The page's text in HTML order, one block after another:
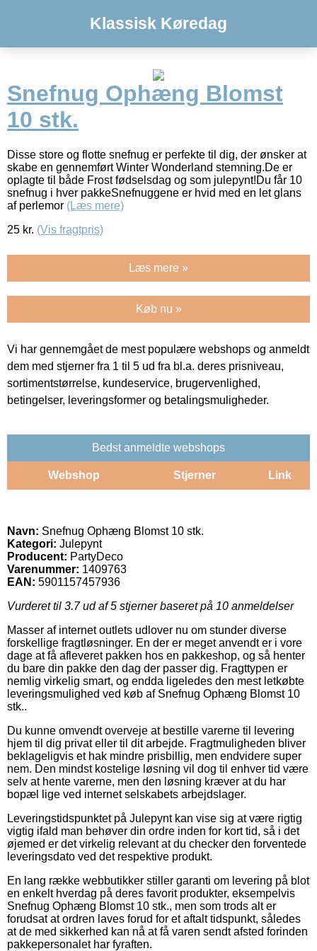
Klassisk Køredag
Snefnug Ophæng Blomst
10 stk.
Disse store og flotte snefnug er perfekte til dig, der ønsker at
skabe en gennemført Winter Wonderland stemning.De er
oplagte til både Frost fødselsdag og som julepynt!Du får 10
snefnug i hver pakkeSnefnuggene er hvid med en let glans
af perlemor (Læs mere)
25 kr. (Vis fragtpris)
Læs mere »
Køb nu »
Vi har gennemgået de mest populære webshops og anmeldt
dem med stjerner fra 1 til 5 ud fra bl.a. deres prisniveau,
sortimentstørrelse, kundeservice, brugervenlighed,
betingelser, leveringsformer og betalingsmuligheder.
Bedst anmeldte webshops
Webshop Stjerner Link
Navn: Snefnug Ophæng Blomst 10 stk.
Kategori: Julepynt
Producent: PartyDeco
Varenummer: 1409763
EAN: 5901157457936
Vurderet til 3.7ud af 5 stjerner baseret på 10 anmeldelser
Masser af internet outlets udlover nu om stunder diverse
forskellige fragtløsninger. En der er meget anvendt er i vore
dage at få afleveret pakken hos en pakkeshop, og så henter
du bare din pakke den dag der passer dig. Fragttypen er
nemlig virkelig smart, og endda ligeledes den mest letkøbte
leveringsmulighed ved køb af Snefnug Ophæng Blomst 10
stk..
Du kunne omvendt overveje at bestille varerne til levering
hjem til dig privat eller til dit arbejde. Fragtmuligheden bliver
beklageligvis et hak mindre prisbillig, men endvidere super
nem. Den mindst kostelige løsning vil dog til enhver tid være
selv at hente varerne, men den løsning kræver at du har
bopæl lige ved internet selskabets arbejdslager.
Leveringstidspunktet på Julepynt kan vise sig at være rigtig
vigtig ifald man behøver din ordre inden for kort tid, så i det
øjemed er det virkelig relevant at du checker den forventede
leveringsdato ved det respektive produkt.
En lang række webbutikker stiller garanti om levering på blot
en enkelt hverdag på deres favorit produkter, eksempelvis
Snefnug Ophæng Blomst 10 stk., men som trods alt er
forudsat at ordren laves forud for et aftalt tidspunkt, således
at de med sikkerhed kan nå at få varen sendt afsted forinden
pakkepersonalet har fyraften.